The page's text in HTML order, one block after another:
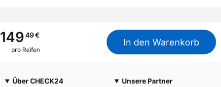
Zustand
Neureifen
M+S
Ja
3PMSF / Alpine-Symbol
Nein
14949€
pro Reifen
In den Warenkorb
Über CHECK24
Unsere Partner